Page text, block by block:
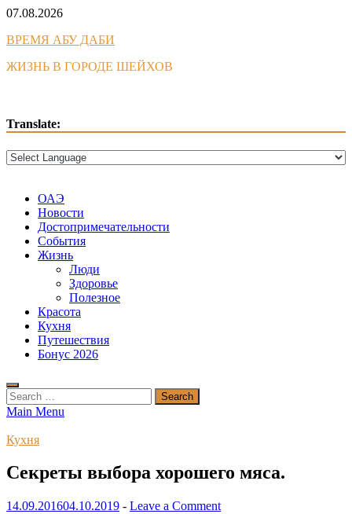
Skip
content
07.08.2026
ВРЕМЯ АБУ ДАБИ
ЖИЗНЬ В ГОРОДЕ ШЕЙХОВ
Translate:
ОАЭ
Новости
Достопримечательности
События
Жизнь
Люди
Здоровье
Полезное
Красота
Кухня
Путешествия
Бонус 2026
Search
for:
Main Menu
Кухня
Секреты выбора хорошего мяса.
14.09.201604.10.2019 - Leave a Comment